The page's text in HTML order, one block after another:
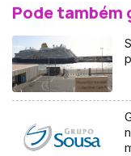
Pode também